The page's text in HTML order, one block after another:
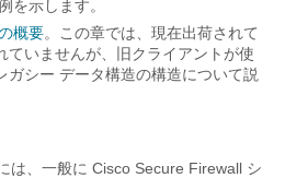
を示します。
概要。この章では、現在出荷されて
ていませんが、旧クライアントが使
ガシー データ構造の構造について説
は、一般に Cisco Secure Firewall シ